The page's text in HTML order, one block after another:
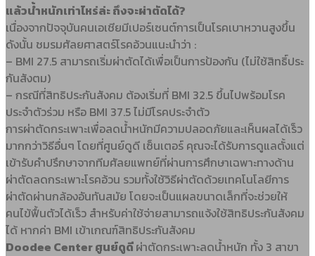
แล้วน้ำหนักเท่าไหร่ล่ะ ถึงจะผ่าตัดได้?
เนื่องจากปัจจุบันคนเอเชียมีเปอร์เซนต์การเป็นโรคเบาหวานสูงขึ้น
ดังนั้น ชมรมศัลยศาสตร์โรคอ้วนแนะนำว่า :
– BMI 27.5 สามารถเริ่มผ่าตัดได้เพื่อเป็นการป้องกัน (ไม่ใช้สิทธิ์ประ
กันสังตม)
– กรณีที่สิทธิประกันสังคม ต้องเริ่มที่ BMI 32.5 ขึ้นไปพร้อมโรค
ประจำตัวร่วม หรือ BMI 37.5 ไม่มีโรคประจำตัว
การผ่าตัดกระเพาะเพื่อลดน้ำหนักมีความปลอดภัยและเห็นผลได้เร็ว
มากกว่าวิธีอื่นๆ โดยที่ศูนย์ดูดี เซ็นเตอร์ คุณจะได้รับการดูแลตั้งแต่
เข้ารับคำปรึกษาจากทีมศัลยแพทย์ที่ผ่านการศึกษาเฉพาะทางด้าน
ผ่าตัดลดกระเพาะโรคอ้วน รวมทั้งใช้วิธีผ่าตัดด้วยเทคโนโลยีการ
ผ่าตัดผ่านกล้องอันทันสมัย โดยจะเป็นแผลขนาดเล็กที่จะช่วยให้
คนไข้ฟื้นตัวได้เร็ว สำหรับค่าใช้จ่ายสามารถแจ้งใช้สิทธิประกันสังคม
ได้ หากค่า BMI เข้าเกณฑ์สิทธิประกันสังคม
Doodee Center ศูนย์ดูดีผ่าตัดกระเพาะลดน้ำหนัก ทั้ง 3 สาขา